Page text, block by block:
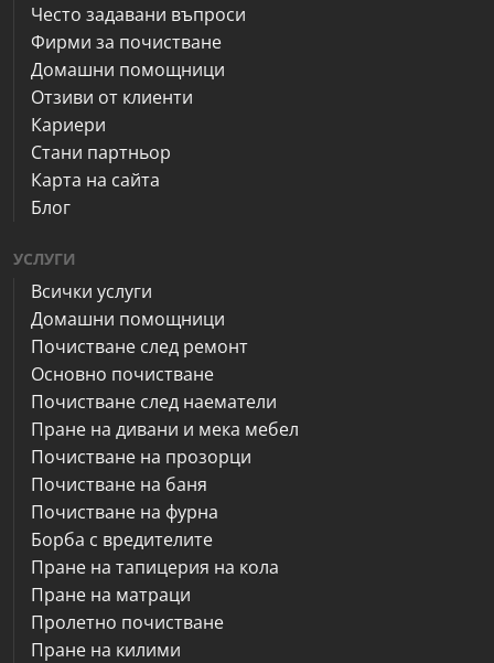
Често задавани въпроси
Фирми за почистване
Домашни помощници
Отзиви от клиенти
Кариери
Стани партньор
Карта на сайта
Блог
УСЛУГИ
Всички услуги
Домашни помощници
Почистване след ремонт
Основно почистване
Почистване след наематели
Пране на дивани и мека мебел
Почистване на прозорци
Почистване на баня
Почистване на фурна
Борба с вредителите
Пране на тапицерия на кола
Пране на матраци
Пролетно почистване
Пране на килими